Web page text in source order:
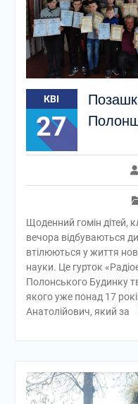
КВІ
27
Щоденний гомін дітей,
вечора відбуваються
втілюються у життя
науки. Це гурток
Полонського Будинку
якого уже понад 17
Анатолійович, який за